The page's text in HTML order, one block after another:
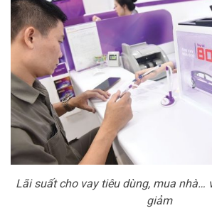
Lãi suất cho vay tiêu dùng, mua nhà…
giảm